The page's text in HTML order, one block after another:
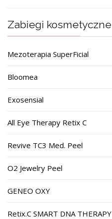
Zabiegi kosmetyczne
Mezoterapia SuperFicial
Bloomea
Exosensial
All Eye Therapy Retix C
Revive TC3 Med. Peel
O2 Jewelry Peel
GENEO OXY
Retix.C SMART DNA THERAPY